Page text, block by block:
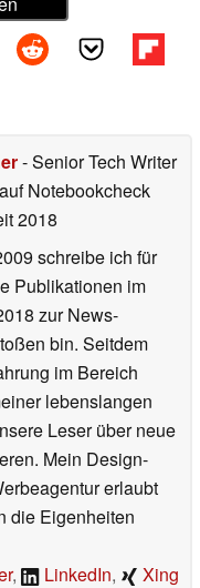
- Senior Tech Writer
Notebookcheck
2018
schreibe ich für
Publikationen im
zur News-
bin. Seitdem
im Bereich
lebenslangen
Leser über neue
Mein Design-
erlaubt
die Eigenheiten
, LinkedIn, Xing